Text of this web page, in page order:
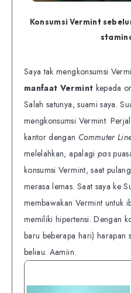
Konsumsi Vermint
Saya tak mengkonsumsi
manfaat Vermint kepada
Salah satunya, suami saya.
mengkonsumsi Vermint.
kantor dengan Commuter
melelahkan, apalagi pas
konsumsi Vermint, saat
merasa lemas. Saat saya ke
membawakan Vermint untuk
memiliki hipertensi. Dengan
baru beberapa hari) harapan
beliau. Aamiin.